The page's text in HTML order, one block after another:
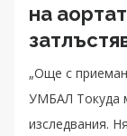
на
„Още с
УМБАЛ Токуда
изследвания.